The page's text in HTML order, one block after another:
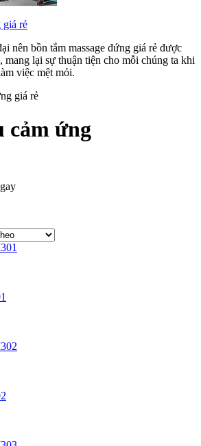
giá rẻ
nên bồn tắm massage đứng giá rẻ được
mang lại sự thuận tiện cho mỗi chúng ta khi
việc mệt mỏi.
cảm ứng